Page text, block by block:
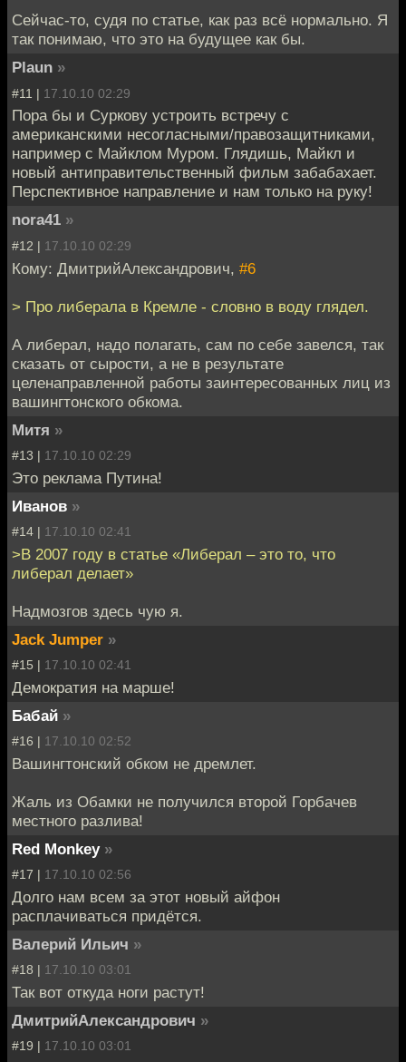
Сейчас-то, судя по статье, как раз всё нормально. Я
так понимаю, что это на будущее как бы.
Plaun »
#11 | 17.10.10 02:29
Пора бы и Суркову устроить встречу с
американскими несогласными/правозащитниками,
например с Майклом Муром. Глядишь, Майкл и
новый антиправительственный фильм забабахает.
Перспективное направление и нам только на руку!
nora41 »
#12 | 17.10.10 02:29
Кому: ДмитрийАлександрович, #6
> Про либерала в Кремле - словно в воду глядел.
А либерал, надо полагать, сам по себе завелся, так
сказать от сырости, а не в результате
целенаправленной работы заинтересованных лиц из
вашингтонского обкома.
Митя »
#13 | 17.10.10 02:29
Это реклама Путина!
Иванов »
#14 | 17.10.10 02:41
>В 2007 году в статье «Либерал – это то, что
либерал делает»
Надмозгов здесь чую я.
Jack Jumper »
#15 | 17.10.10 02:41
Демократия на марше!
Бабай »
#16 | 17.10.10 02:52
Вашингтонский обком не дремлет.
Жаль из Обамки не получился второй Горбачев
местного разлива!
Red Monkey »
#17 | 17.10.10 02:56
Долго нам всем за этот новый айфон
расплачиваться придётся.
Валерий Ильич »
#18 | 17.10.10 03:01
Так вот откуда ноги растут!
ДмитрийАлександрович »
#19 | 17.10.10 03:01